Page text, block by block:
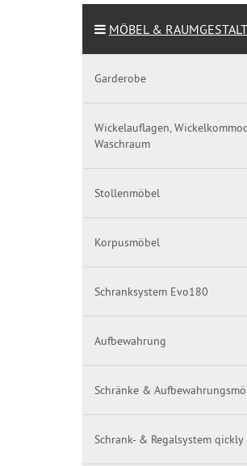
MÖBEL &
Garderobe
Wickelauflagen,
Waschraum
Stollenmöbel
Korpusmöbel
Schranksystem Evo180
Aufbewahrung
Schränke &
Schrank- & Regalsystem qickly